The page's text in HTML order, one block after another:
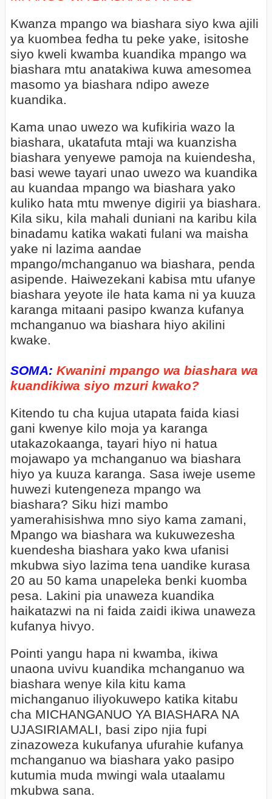
Kwanza mpango wa biashara siyo kwa ajili
ya kuombea fedha tu peke yake, isitoshe
siyo kweli kwamba kuandika mpango wa
biashara mtu anatakiwa kuwa amesomea
masomo ya biashara ndipo aweze
kuandika.
Kama unao uwezo wa kufikiria wazo la
biashara, ukatafuta mtaji wa kuanzisha
biashara yenyewe pamoja na kuiendesha,
basi wewe tayari unao uwezo wa kuandika
au kuandaa mpango wa biashara yako
kuliko hata mtu mwenye digirii ya biashara.
Kila siku, kila mahali duniani na karibu kila
binadamu katika wakati fulani wa maisha
yake ni lazima aandae
mpango/mchanganuo wa biashara, penda
asipende. Haiwezekani kabisa mtu ufanye
biashara yeyote ile hata kama ni ya kuuza
karanga mitaani pasipo kwanza kufanya
mchanganuo wa biashara hiyo akilini
kwake.
SOMA: Kwanini mpango wa biashara wa
kuandikiwa siyo mzuri kwako?
Kitendo tu cha kujua utapata faida kiasi
gani kwenye kilo moja ya karanga
utakazokaanga, tayari hiyo ni hatua
mojawapo ya mchanganuo wa biashara
hiyo ya kuuza karanga. Sasa iweje useme
huwezi kutengeneza mpango wa
biashara? Siku hizi mambo
yamerahisishwa mno siyo kama zamani,
Mpango wa biashara wa kukuwezesha
kuendesha biashara yako kwa ufanisi
mkubwa siyo lazima tena uandike kurasa
20 au 50 kama unapeleka benki kuomba
pesa. Lakini pia unaweza kuandika
haikatazwi na ni faida zaidi ikiwa unaweza
kufanya hivyo.
Pointi yangu hapa ni kwamba, ikiwa
unaona uvivu kuandika mchanganuo wa
biashara wenye kila kitu kama
michanganuo iliyokuwepo katika kitabu
cha MICHANGANUO YA BIASHARA NA
UJASIRIAMALI, basi zipo njia fupi
zinazoweza kukufanya ufurahie kufanya
mchanganuo wa biashara yako pasipo
kutumia muda mwingi wala utaalamu
mkubwa sana.